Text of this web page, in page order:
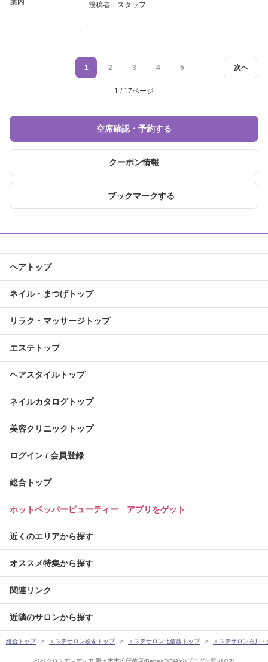
投稿者： スタッフ
次へ
1 2 3 4 5
1 / 17ページ
空席確認・予約する
クーポン情報
ブックマークする
ヘアトップ
ネイル・まつげトップ
リラク・マッサージトップ
エステトップ
ヘアスタイルトップ
ネイルカタログトップ
美容クリニックトップ
ログイン / 会員登録
総合トップ
ホットペッパービューティー アプリをゲット
近くのエリアから探す
オススメ特集から探す
関連リンク
近隣のサロンから探す
総合トップ エステサロン検索トップ エステサロン北信越トップ エステサロン石川